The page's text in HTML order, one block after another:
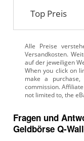
Top Preis
Alle Preise
Versandkosten.
auf der jeweiligen
Fragen und
Geldbörse Q-